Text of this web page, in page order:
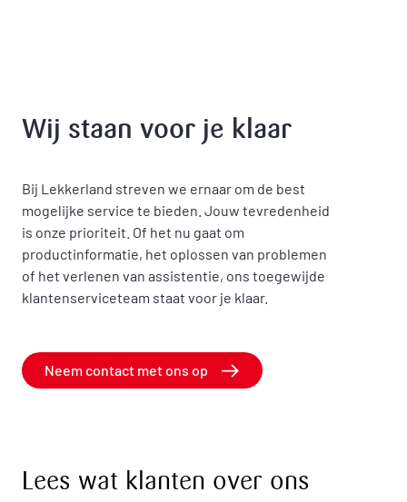
Wij staan voor je klaar
Bij Lekkerland streven we ernaar om de best
mogelijke service te bieden. Jouw tevredenheid
is onze prioriteit. Of het nu gaat om
productinformatie, het oplossen van problemen
of het verlenen van assistentie, ons toegewijde
klantenserviceteam staat voor je klaar.
Neem contact met ons op
Lees wat klanten over ons